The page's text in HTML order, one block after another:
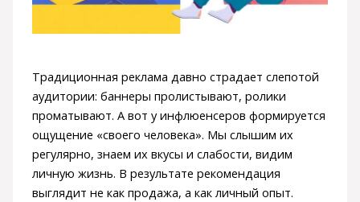
Традиционная реклама давно страдает слепотой
аудитории: баннеры пролистывают, ролики
проматывают. А вот у инфлюенсеров формируется
ощущение «своего человека». Мы слышим их
регулярно, знаем их вкусы и слабости, видим
личную жизнь. В результате рекомендация
выглядит не как продажа, а как личный опыт.